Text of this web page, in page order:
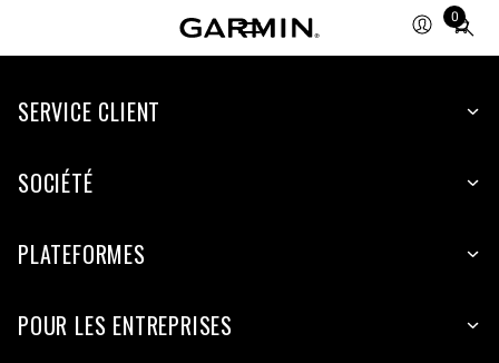
0
Total
items
cart:
SERVICE CLIENT
SOCIÉTÉ
PLATEFORMES
POUR LES ENTREPRISES